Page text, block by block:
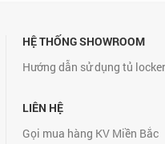
HỆ THỐNG SHOWROOM
Hướng dẫn sử dụng tủ
LIÊN HỆ
Gọi mua hàng KV Miền Bắc